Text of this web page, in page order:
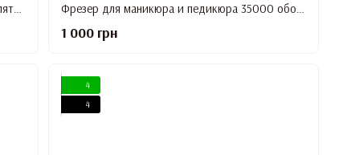
Фрезер для маникюра и педикюра аккумуляторный ZS-220, 15 Вт, 35 000 об/мин, Белый Фрезер для маникюра и педикюра 35000 оборотов 15 ватт на аккумуляторе ZS-228, Белый
1 000 грн
4
4